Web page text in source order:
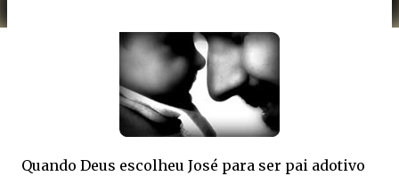
Quando Deus escolheu José para ser pai adotivo